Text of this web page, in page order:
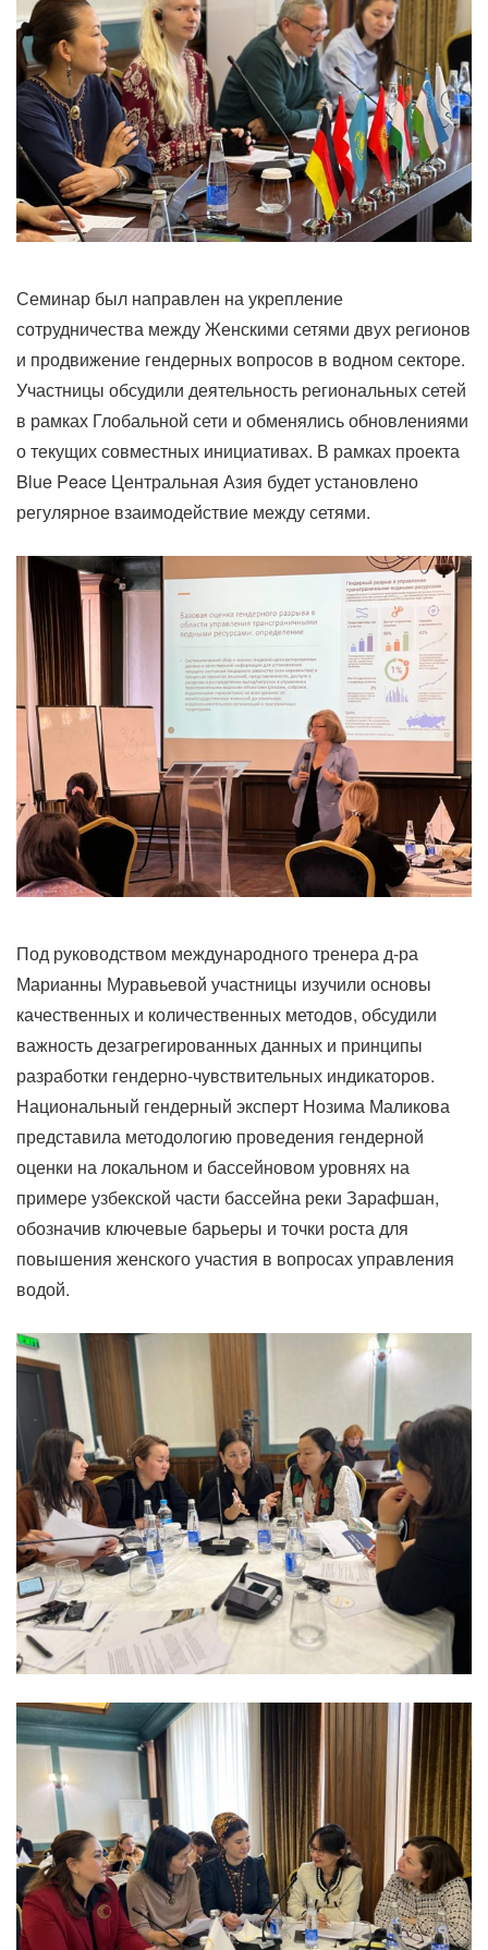
Семинар был направлен на укрепление
сотрудничества между Женскими сетями двух регионов
и продвижение гендерных вопросов в водном секторе.
Участницы обсудили деятельность региональных сетей
в рамках Глобальной сети и обменялись обновлениями
о текущих совместных инициативах. В рамках проекта
Blue Peace Центральная Азия будет установлено
регулярное взаимодействие между сетями.
Под руководством международного тренера д-ра
Марианны Муравьевой участницы изучили основы
качественных и количественных методов, обсудили
важность дезагрегированных данных и принципы
разработки гендерно-чувствительных индикаторов.
Национальный гендерный эксперт Нозима Маликова
представила методологию проведения гендерной
оценки на локальном и бассейновом уровнях на
примере узбекской части бассейна реки Зарафшан,
обозначив ключевые барьеры и точки роста для
повышения женского участия в вопросах управления
водой.